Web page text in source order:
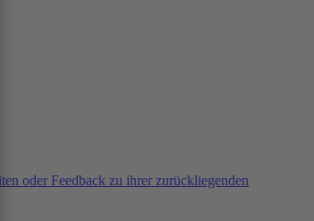
oder Feedback zu ihrer zurückliegenden